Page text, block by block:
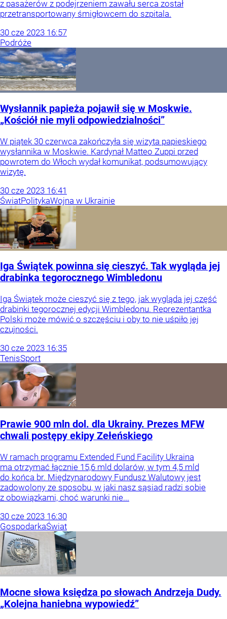
z pasażerów z podejrzeniem zawału serca został
przetransportowany śmigłowcem do szpitala.
30 cze 2023 16:57
Podróże
Wysłannik papieża pojawił się w Moskwie.
„Kościół nie myli odpowiedzialności”
W piątek 30 czerwca zakończyła się wizyta papieskiego
wysłannika w Moskwie. Kardynał Matteo Zuppi przed
powrotem do Włoch wydał komunikat, podsumowujący
wizytę.
30 cze 2023 16:41
ŚwiatPolitykaWojna w Ukrainie
Iga Świątek powinna się cieszyć. Tak wygląda jej
drabinka tegorocznego Wimbledonu
Iga Świątek może cieszyć się z tego, jak wygląda jej część
drabinki tegorocznej edycji Wimbledonu. Reprezentantka
Polski może mówić o szczęściu i oby to nie uśpiło jej
czujności.
30 cze 2023 16:35
TenisSport
Prawie 900 mln dol. dla Ukrainy. Prezes MFW
chwali postępy ekipy Zełeńskiego
W ramach programu Extended Fund Facility Ukraina
ma otrzymać łącznie 15,6 mld dolarów, w tym 4,5 mld
do końca br. Międzynarodowy Fundusz Walutowy jest
zadowolony ze sposobu, w jaki nasz sąsiad radzi sobie
z obowiązkami, choć warunki nie...
30 cze 2023 16:30
GospodarkaŚwiat
Mocne słowa księdza po słowach Andrzeja Dudy.
„Kolejna haniebna wypowiedź”